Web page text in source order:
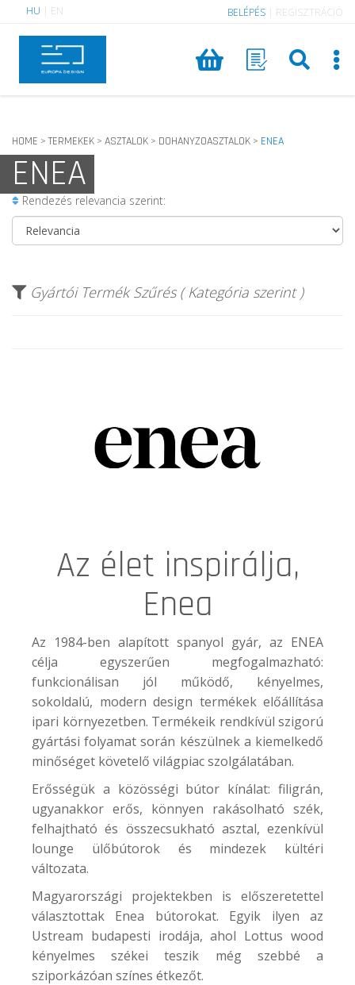
HU EN BELÉPÉS REGISZTRÁCIÓ
HOME > TERMEKEK > ASZTALOK > DOHANYZOASZTALOK > ENEA
ENEA
Rendezés relevancia szerint:
Gyártói Termék Szűrés ( Kategória szerint )
Az élet inspirálja,
Enea
Az 1984-ben alapított spanyol gyár, az ENEA
célja egyszerűen megfogalmazható:
funkcionálisan jól működő, kényelmes,
sokoldalú, modern design termékek előállítása
ipari környezetben. Termékeik rendkívül szigorú
gyártási folyamat során készülnek a kiemelkedő
minőséget követelő világpiac szolgálatában.
Erősségük a közösségi bútor kínálat: filigrán,
ugyanakkor erős, könnyen rakásolható szék,
felhajtható és összecsukható asztal, ezenkívül
lounge ülőbútorok és mindezek kültéri
változata.
Magyarországi projektekben is előszeretettel
választottak Enea bútorokat. Egyik ilyen az
Ustream budapesti irodája, ahol Lottus wood
kényelmes székei teszik még szebbé a
sziporkázóan színes étkezőt.